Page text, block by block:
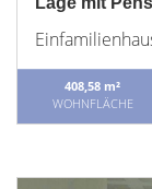
408,58 m²
WOHNFLÄCHE